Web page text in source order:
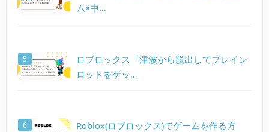
ム×中…
ロブロックス「津波から脱出してブレイン
ロットをゲッ…
Roblox(ロブロックス)でゲームを作る方